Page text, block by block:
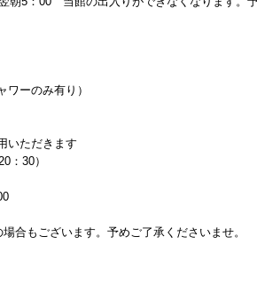
ワーのみ有り）
いただきます
：30）
合もございます。予めご了承くださいませ。